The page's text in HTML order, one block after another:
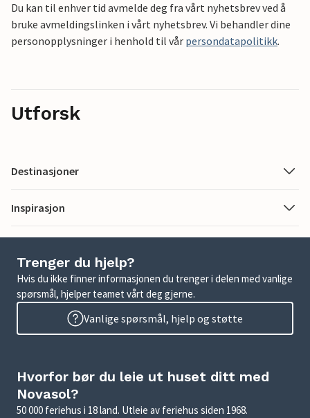
Du kan til enhver tid avmelde deg fra vårt nyhetsbrev ved å
bruke avmeldingslinken i vårt nyhetsbrev. Vi behandler dine
personopplysninger i henhold til vår persondatapolitikk.
Utforsk
Destinasjoner
Inspirasjon
Trenger du hjelp?
Hvis du ikke finner informasjonen du trenger i delen med vanlige
spørsmål, hjelper teamet vårt deg gjerne.
Vanlige spørsmål, hjelp og støtte
Hvorfor bør du leie ut huset ditt med
Novasol?
50 000 feriehus i 18 land. Utleie av feriehus siden 1968.